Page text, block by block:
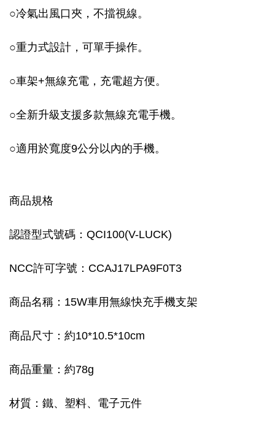
○冷氣出風口夾，不擋視線。
○重力式設計，可單手操作。
○車架+無線充電，充電超方便。
○全新升級支援多款無線充電手機。
○適用於寬度9公分以內的手機。
商品規格
認證型式號碼：QCI100(V-LUCK)
NCC許可字號：CCAJ17LPA9F0T3
商品名稱：15W車用無線快充手機支架
商品尺寸：約10*10.5*10cm
商品重量：約78g
材質：鐵、塑料、電子元件